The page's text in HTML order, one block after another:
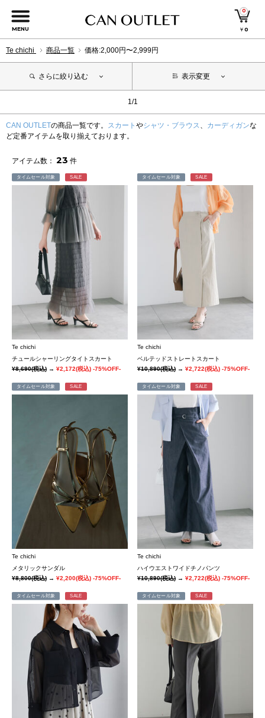
MENU
0
￥0
Te chichi 商品一覧 価格:2,000円〜2,999円
さらに絞り込む 表示変更
1/1
CAN OUTLETの商品一覧です。 スカート やシャツ・ブラウス、 カーディガンな
ど定番アイテムを取り揃えております。
アイテム数： 23 件
タイムセール対象 SALE
Te chichi
チュールシャーリングタイトスカート
¥8,690(税込) → ¥2,172(税込) -75%OFF-
タイムセール対象 SALE
Te chichi
ベルテッドストレートスカート
¥10,890(税込)→¥2,722(税込) -75%OFF-
タイムセール対象 SALE
Te chichi
メタリックサンダル
¥8,800(税込) → ¥2,200(税込) -75%OFF-
タイムセール対象 SALE
Te chichi
ハイウエストワイドチノパンツ
¥10,890(税込)→¥2,722(税込) -75%OFF-
タイムセール対象 SALE タイムセール対象 SALE